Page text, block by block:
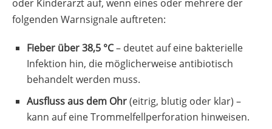
oder Kinderarzt auf, wenn eines oder mehrere der
folgenden Warnsignale auftreten:
Fieber über 38,5 °C– deutet auf eine bakterielle
Infektion hin, die möglicherweise antibiotisch
behandelt werden muss.
Ausfluss aus dem Ohr(eitrig, blutig oder klar) –
kann auf eine Trommelfellperforation hinweisen.